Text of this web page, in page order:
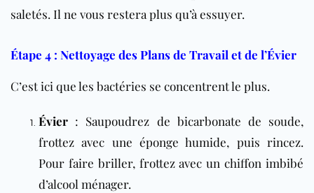
saletés. Il ne vous restera plus qu’à essuyer.
Étape 4 : Nettoyage des Plans de Travail et de l’Évier
C’est ici que les bactéries se concentrent le plus.
Évier : Saupoudrez de bicarbonate de soude,
frottez avec une éponge humide, puis rincez.
Pour faire briller, frottez avec un chiffon imbibé
d’alcool ménager.